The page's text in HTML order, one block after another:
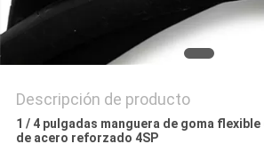
Descripción de producto
1 / 4 pulgadas manguera de goma
de acero reforzado 4SP